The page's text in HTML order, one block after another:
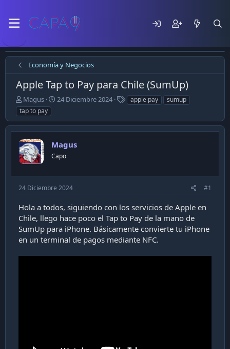
Economía y Negocios
Apple Tap to Pay para Chile (SumUp)
E
m
p
e
ó
e
l
m
Magus
F
h
d
e
c
a
c
i
n
24 Diciembre 2024
T
a
s
apple pay
sumup
tap to pay
Magus
Capo
24 Diciembre 2024 #1
Hola a todos, siguiendo con los servicios de Apple en
Chile, llego hace poco el Tap to Pay de la mano de
SumUp para iPhone. Básicamente convierte tu iPhone
en un terminal de pagos mediante NFC.